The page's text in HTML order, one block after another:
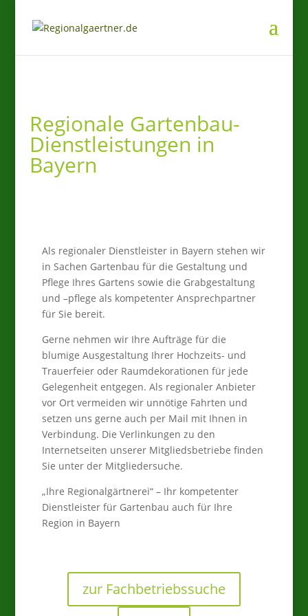
Regionale Gartenbau-
Dienstleistungen in
Bayern
Als regionaler Dienstleister in Bayern stehen wir
in Sachen Gartenbau für die Gestaltung und
Pflege Ihres Gartens sowie die Grabgestaltung
und –pflege als kompetenter Ansprechpartner
für Sie bereit.
Gerne nehmen wir Ihre Aufträge für die
blumige Ausgestaltung Ihrer Hochzeits- und
Trauerfeier oder Raumdekorationen für jede
Gelegenheit entgegen. Als regionaler Anbieter
vor Ort vermeiden wir unnötige Fahrten und
setzen uns gerne auch per Mail mit Ihnen in
Verbindung. Die Verlinkungen zu den
Internetseiten unserer Mitgliedsbetriebe finden
Sie unter der Mitgliedersuche.
„Ihre Regionalgärtnerei“ – Ihr kompetenter
Dienstleister für Gartenbau auch für Ihre
Region in Bayern
zur Fachbetriebssuche